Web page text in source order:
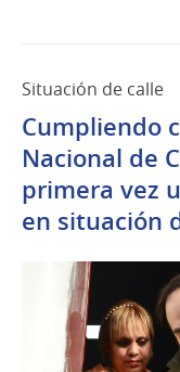
Situación de calle
Cumpliendo
Nacional de
primera vez
en situación